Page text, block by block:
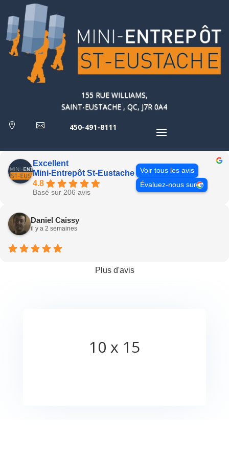
155 RUE WILLIAMS,
SAINT-EUSTACHE , QC, J7R 0A4
  450-491-8111
Excellent
Mini-Entrepôt St-Eustache
4.8
Basé sur 206 avis
Voir tous les avis
Évaluez-nous sur
Daniel Caissy
il y a 2 semaines
Plus d'avis
10 x 15